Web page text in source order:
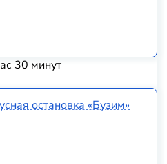
30 минут
остановка «Бузим»